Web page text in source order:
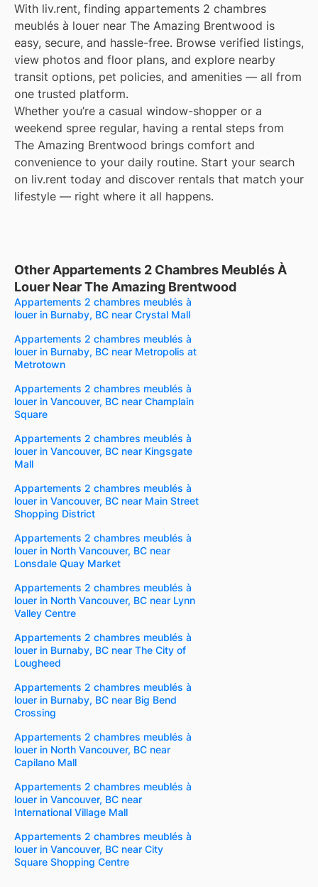
With liv.rent, finding appartements 2 chambres
meublés à louer near The Amazing Brentwood is
easy, secure, and hassle-free. Browse verified listings,
view photos and floor plans, and explore nearby
transit options, pet policies, and amenities — all from
one trusted platform.
Whether you’re a casual window-shopper or a
weekend spree regular, having a rental steps from
The Amazing Brentwood brings comfort and
convenience to your daily routine. Start your search
on liv.rent today and discover rentals that match your
lifestyle — right where it all happens.
Other Appartements 2 Chambres Meublés À
Louer Near The Amazing Brentwood
Appartements 2 chambres meublés à
louer in Burnaby, BC near Crystal Mall
Appartements 2 chambres meublés à
louer in Burnaby, BC near Metropolis at
Metrotown
Appartements 2 chambres meublés à
louer in Vancouver, BC near Champlain
Square
Appartements 2 chambres meublés à
louer in Vancouver, BC near Kingsgate
Mall
Appartements 2 chambres meublés à
louer in Vancouver, BC near Main Street
Shopping District
Appartements 2 chambres meublés à
louer in North Vancouver, BC near
Lonsdale Quay Market
Appartements 2 chambres meublés à
louer in North Vancouver, BC near Lynn
Valley Centre
Appartements 2 chambres meublés à
louer in Burnaby, BC near The City of
Lougheed
Appartements 2 chambres meublés à
louer in Burnaby, BC near Big Bend
Crossing
Appartements 2 chambres meublés à
louer in North Vancouver, BC near
Capilano Mall
Appartements 2 chambres meublés à
louer in Vancouver, BC near
International Village Mall
Appartements 2 chambres meublés à
louer in Vancouver, BC near City
Square Shopping Centre